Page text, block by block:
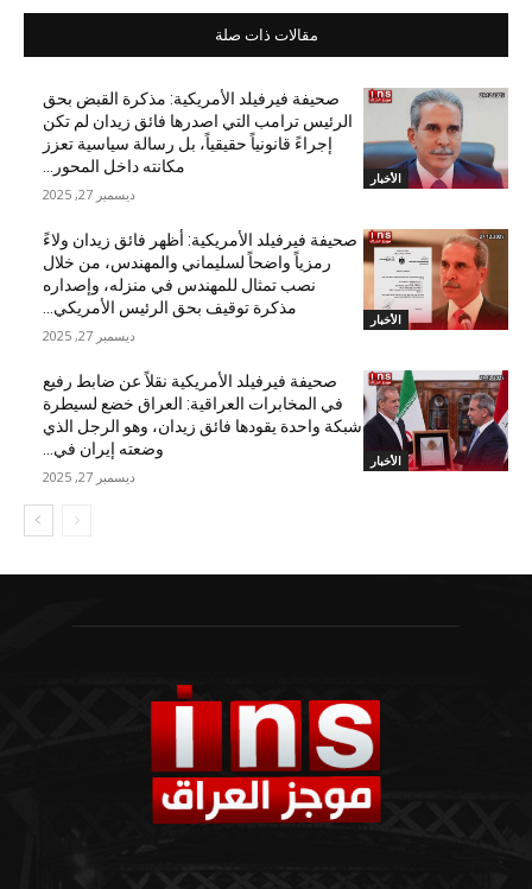
مقالات ذات صلة
الأخبار
صحيفة فيرفيلد الأمريكية: مذكرة القبض بحق
الرئيس ترامب التي اصدرها فائق زيدان لم تكن
إجراءً قانونياً حقيقياً، بل رسالة سياسية تعزز
مكانته داخل المحور...
ديسمبر 27, 2025
الأخبار
صحيفة فيرفيلد الأمريكية: أظهر فائق زيدان ولاءً
رمزياً واضحاً لسليماني والمهندس، من خلال
نصب تمثال للمهندس في منزله، وإصداره
مذكرة توقيف بحق الرئيس الأمريكي...
ديسمبر 27, 2025
الأخبار
صحيفة فيرفيلد الأمريكية نقلاً عن ضابط رفيع
في المخابرات العراقية: العراق خضع لسيطرة
شبكة واحدة يقودها فائق زيدان، وهو الرجل الذي
وضعته إيران في...
ديسمبر 27, 2025